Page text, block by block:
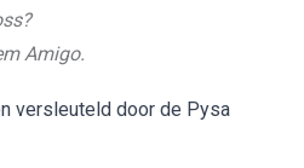
Amigo.
versleuteld door de Pysa